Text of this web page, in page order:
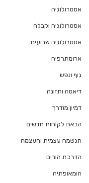
אסטרולוגיה
אסטרולוגיה וקבלה
אסטרולוגיה שבועית
ארומתרפיה
גוף ונפש
דיאטה ותזונה
דמיון מודרך
הבאת לקוחות חדשים
הגשמה עצמית והעצמה
הדרכת הורים
הומאופתיה